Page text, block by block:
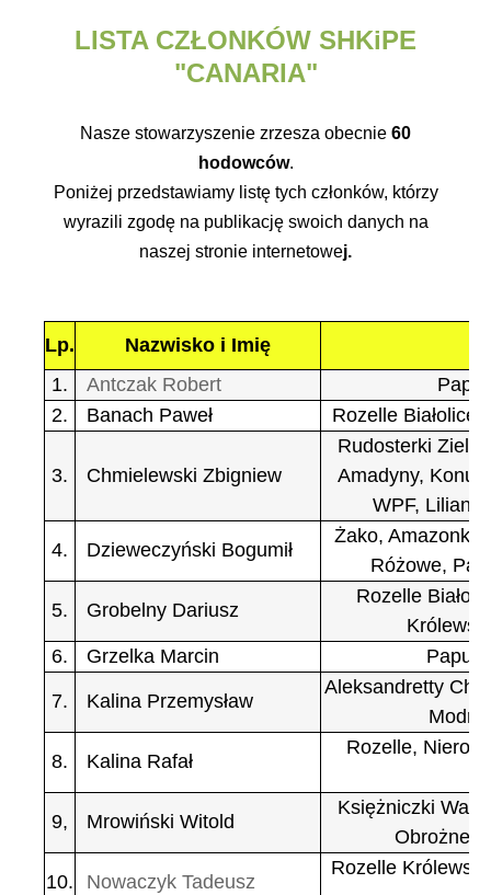
LISTA CZŁONKÓW SHKiPE
"CANARIA"
Nasze stowarzyszenie zrzesza obecnie 60
hodowców.
Poniżej przedstawiamy listę tych członków, którzy
wyrazili zgodę na publikację swoich danych na
naszej stronie internetowej.
Lp.
Nazwisko i Imię
1.
Antczak Robert
2.
Banach Paweł Rozelle
3. Chmielewski Zbigniew
Rudosterki
Amadyny,
WPF,
4. Dzieweczyński Bogumił
Żako, Amazonki
Różowe,
5. Grobelny Dariusz
Rozelle
6.
Grzelka Marcin
7. Kalina Przemysław
Aleksandretty
8. Kalina Rafał
Rozelle,
9, Mrowiński Witold
Księżniczki
Obrożne,
10. Nowaczyk Tadeusz
Rozelle